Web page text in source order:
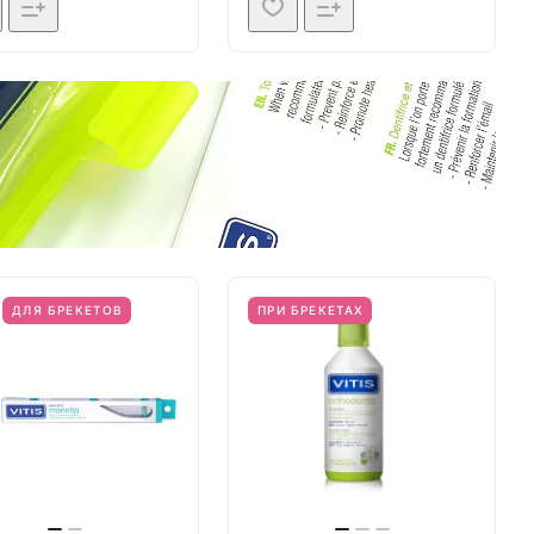
ДЛЯ БРЕКЕТОВ ПРИ БРЕКЕТАХ